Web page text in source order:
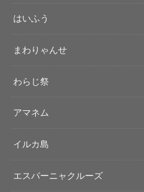
はいふう
まわりゃんせ
わらじ祭
アマネム
イルカ島
エスパーニャクルーズ